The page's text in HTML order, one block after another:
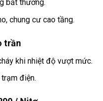
bất thường.
chung cư cao tầng.
trần
khi nhiệt độ vượt mức.
điện.